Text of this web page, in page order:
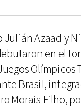
Julián Azaad y
en el
Olímpicos
Brasil,
Morais Filho,